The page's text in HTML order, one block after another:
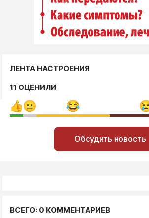
ЛЕНТА НАСТРОЕНИЯ
11 ОЦЕНИЛИ
Обсудить новость
ВСЕГО: 0 КОММЕНТАРИЕВ